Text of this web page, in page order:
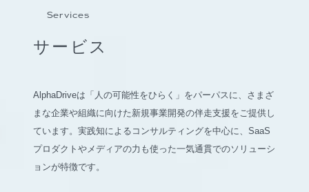
Services
サービス
AlphaDriveは「人の可能性をひらく」をパーパスに、さまざ
まな企業や組織に向けた新規事業開発の伴走支援をご提供し
ています。実践知によるコンサルティングを中心に、SaaS
プロダクトやメディアの力も使った一気通貫でのソリューシ
ョンが特徴です。